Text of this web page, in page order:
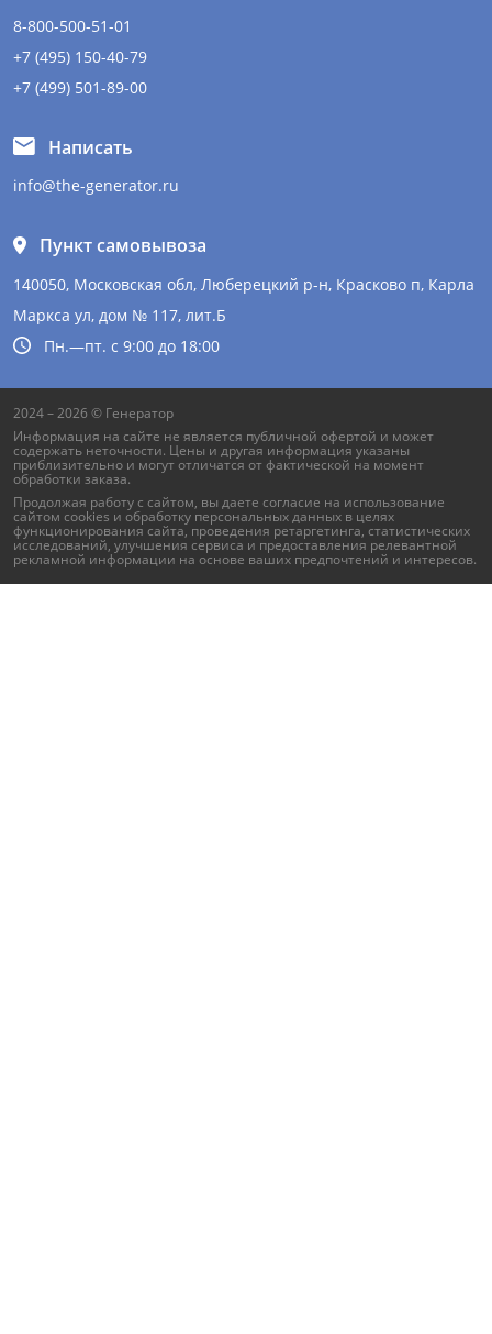
8-800-500-51-01
+7 (495) 150-40-79
+7 (499) 501-89-00
Написать
info@the-generator.ru
Пункт самовывоза
140050, Московская обл, Люберецкий р-н, Красково п, Карла
Маркса ул, дом № 117, лит.Б
Пн.—пт. с 9:00 до 18:00
2024 – 2026 © Генератор
Информация на сайте не является публичной офертой и может
содержать неточности. Цены и другая информация указаны
приблизительно и могут отличатся от фактической на момент
обработки заказа.
Продолжая работу с сайтом, вы даете согласие на использование
сайтом cookies и обработку персональных данных в целях
функционирования сайта, проведения ретаргетинга, статистических
исследований, улучшения сервиса и предоставления релевантной
рекламной информации на основе ваших предпочтений и интересов.